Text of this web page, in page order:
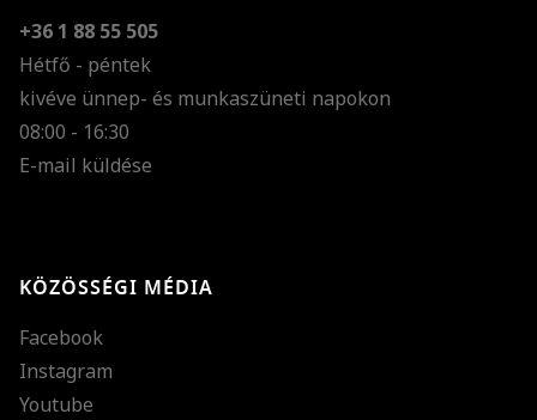
+36 1 88 55 505
Hétfő - péntek
kivéve ünnep- és munkaszüneti napokon
08:00 - 16:30
E-mail küldése
KÖZÖSSÉGI MÉDIA
Facebook
Instagram
Youtube